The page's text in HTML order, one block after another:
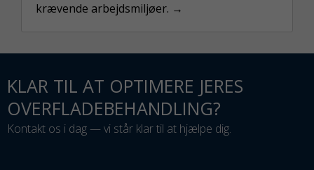
krævende arbejdsmiljøer. →
KLAR TIL AT OPTIMERE JERES
OVERFLADEBEHANDLING?
Kontakt os i dag — vi står klar til at hjælpe dig.